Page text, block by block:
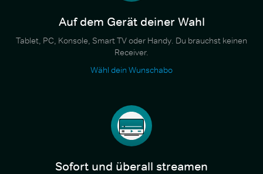
Auf dem Gerät deiner Wahl
Tablet, PC, Konsole, Smart TV oder Handy. Du brauchst keinen
Receiver.
Wähl dein Wunschabo
Sofort und überall streamen